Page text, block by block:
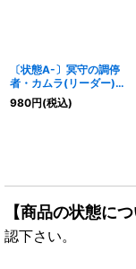
〔状態A-〕冥守の調停
者・カムラ(リーダー)
【-】{BP04-LD08}《ナ
イトメア》
980円(税込)
【商品の状態につ
認下さい。